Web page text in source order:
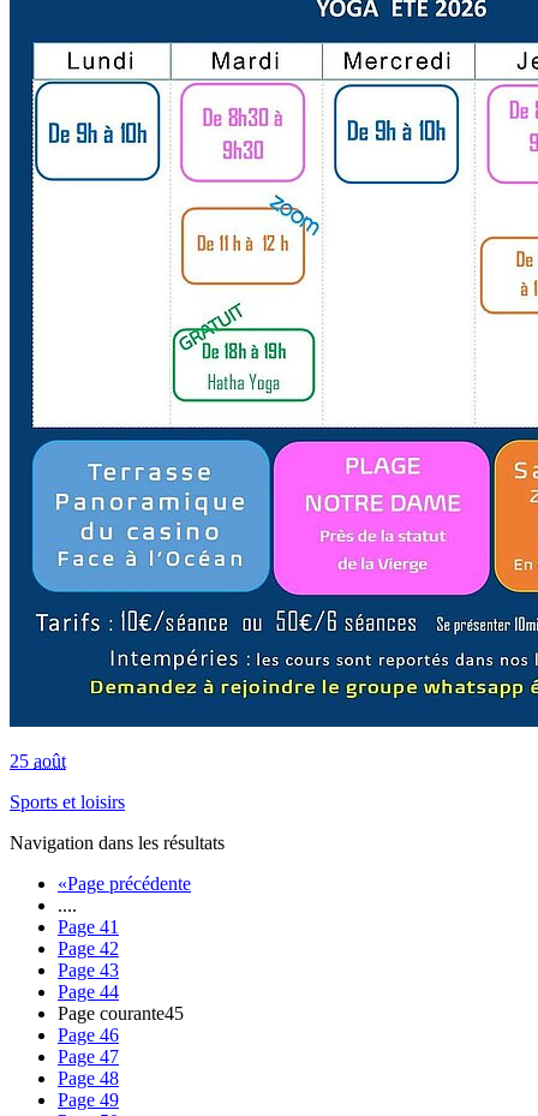
25 août
Sports et loisirs
Navigation dans les résultats
«Page précédente
....
Page 41
Page 42
Page 43
Page 44
Page courante45
Page 46
Page 47
Page 48
Page 49